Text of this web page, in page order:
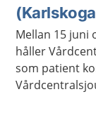
Mellan 15 juni
håller
som patient